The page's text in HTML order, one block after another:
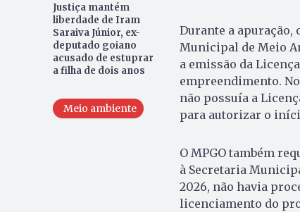
Justiça mantém
liberdade de Iram
Saraiva Júnior, ex-
deputado goiano
acusado de estuprar
a filha de dois anos
Meio ambiente
Durante a
Municipal de Meio
a emissão da
empreendimento.
não possuía a
para autorizar o
O MPGO também
à Secretaria
2026, não havia
licenciamento do